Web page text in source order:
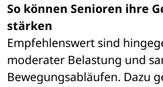
So können Senioren ihre
stärken
Empfehlenswert sind
moderater Belastung und
Bewegungsabläufen. Dazu